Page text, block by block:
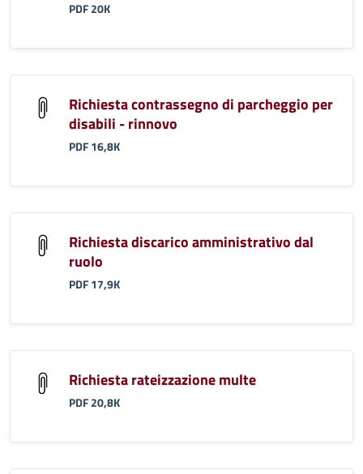
PDF 20K
Richiesta contrassegno di parcheggio per
disabili - rinnovo
PDF 16,8K
Richiesta discarico amministrativo dal
ruolo
PDF 17,9K
Richiesta rateizzazione multe
PDF 20,8K